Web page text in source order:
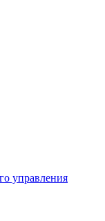
управления